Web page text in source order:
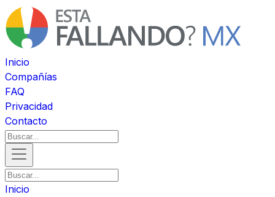
Inicio
Compañías
FAQ
Privacidad
Contacto
Inicio